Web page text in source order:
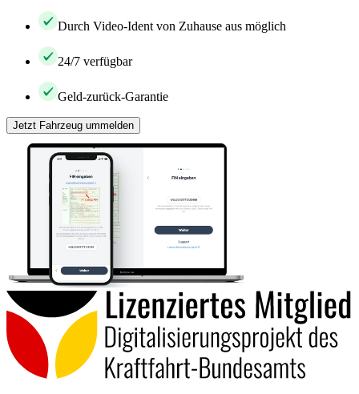
Durch Video-Ident von Zuhause aus möglich
24/7 verfügbar
Geld-zurück-Garantie
Jetzt Fahrzeug ummelden